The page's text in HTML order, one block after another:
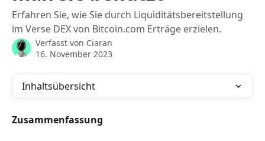
Erfahren Sie, wie Sie durch Liquiditätsbereitstellung
im Verse DEX von Bitcoin.com Erträge erzielen.
Verfasst von Ciaran
16. November 2023
Inhaltsübersicht
Zusammenfassung